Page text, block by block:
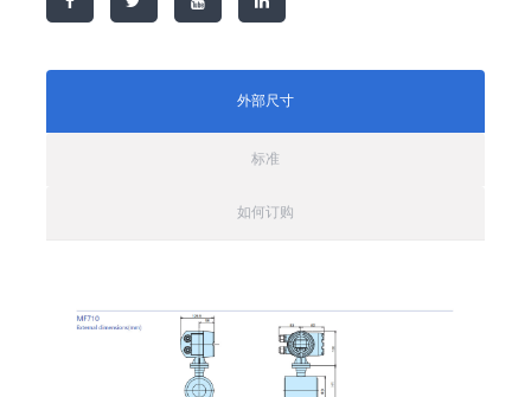
外部尺寸
标准
如何订购